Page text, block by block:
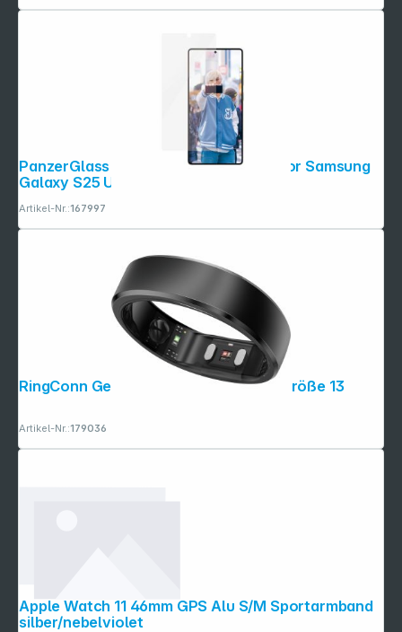
PanzerGlass Ceramic Screen Protector Samsung
Galaxy S25 Ult
Artikel-Nr.:167997
RingConn Gen2 Smart Ring Schwarz Größe 13
Artikel-Nr.:179036
Apple Watch 11 46mm GPS Alu S/M Sportarmband
silber/nebelviolet